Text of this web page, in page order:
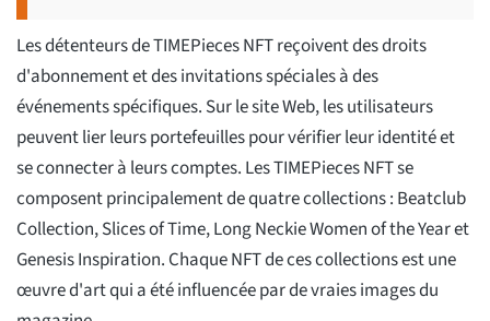
Les détenteurs de TIMEPieces NFT reçoivent des droits
d'abonnement et des invitations spéciales à des
événements spécifiques. Sur le site Web, les utilisateurs
peuvent lier leurs portefeuilles pour vérifier leur identité et
se connecter à leurs comptes. Les TIMEPieces NFT se
composent principalement de quatre collections : Beatclub
Collection, Slices of Time, Long Neckie Women of the Year et
Genesis Inspiration. Chaque NFT de ces collections est une
œuvre d'art qui a été influencée par de vraies images du